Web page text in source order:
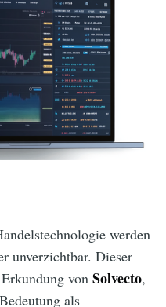
werden
unverzichtbar. Dieser
von Solvecto,
als